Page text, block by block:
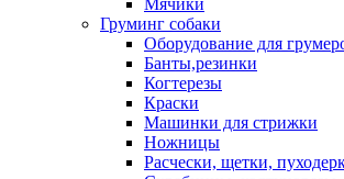
Мячики
Груминг собаки
Оборудование для
Банты,резинки
Когтерезы
Краски
Машинки для стрижки
Ножницы
Расчески, щетки,